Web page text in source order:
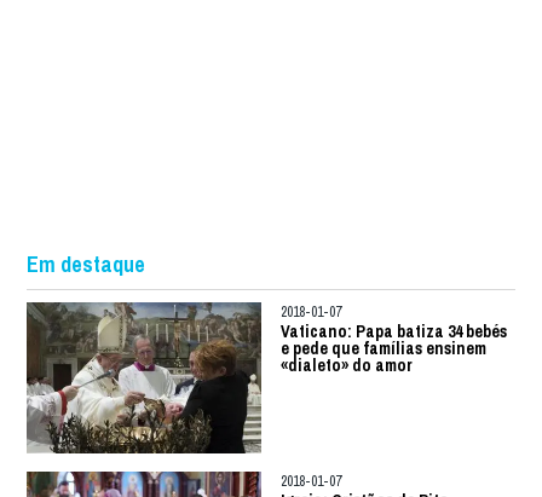
Em destaque
2018-01-07
Vaticano: Papa batiza 34 bebés
e pede que famílias ensinem
«dialeto» do amor
2018-01-07